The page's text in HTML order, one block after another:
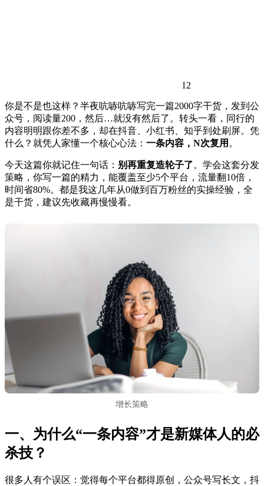
12
你是不是也这样？半夜吭哧吭哧写完一篇2000字干货，发到公
众号，阅读量200，然后…就没有然后了。转头一看，同行的
内容明明跟你差不多，却在抖音、小红书、知乎到处刷屏。凭
什么？就凭人家懂一个核心心法： 一条内容，N次复用 。
今天这篇你就记住一句话： 别再重复造轮子了。学会这套分发
策略，你写一篇的精力，能覆盖至少5个平台，流量翻10倍，
时间省80%。都是我这几年从0做到百万粉丝的实操经验，全
是干货，建议先收藏再慢慢看。
增长策略
一、为什么“一条内容”才是新媒体人的必
杀技？
很多人有个误区：觉得每个平台都得原创，公众号写长文，抖